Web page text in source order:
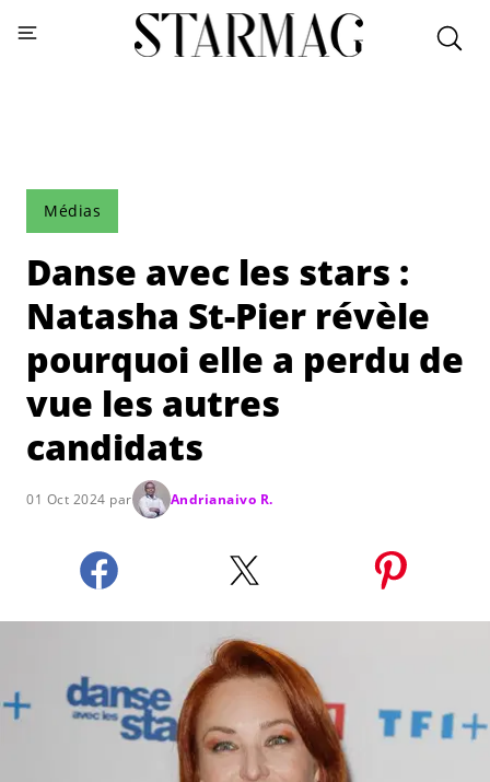
Médias
Danse avec les stars :
Natasha St-Pier révèle
pourquoi elle a perdu de
vue les autres
candidats
01 Oct 2024 par Andrianaivo R.